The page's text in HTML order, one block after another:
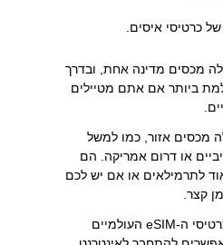
מכסים מדינה אחת, ובדרך
ביותר אם אתם מטיילים
מכסים אזור, כמו למשל
או דרום אמריקה. הם
לתרמילאים או אם יש לכם
קצר.
כרטיסי ה-eSIM העולמיים